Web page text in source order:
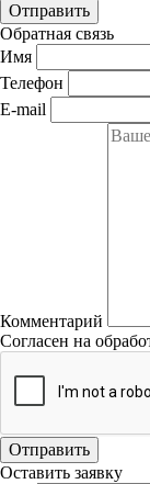
Отправить
Обратная связь
Имя
Телефон
E-mail
Комментарий
Согласен на
Отправить
Оставить заявку